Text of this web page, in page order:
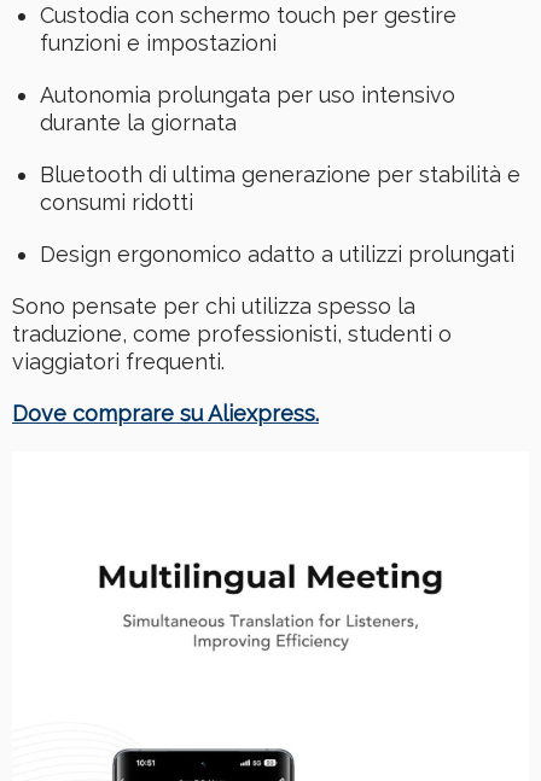
Custodia con schermo touch per gestire
funzioni e impostazioni
Autonomia prolungata per uso intensivo
durante la giornata
Bluetooth di ultima generazione per stabilità e
consumi ridotti
Design ergonomico adatto a utilizzi prolungati
Sono pensate per chi utilizza spesso la
traduzione, come professionisti, studenti o
viaggiatori frequenti.
Dove comprare su Aliexpress.